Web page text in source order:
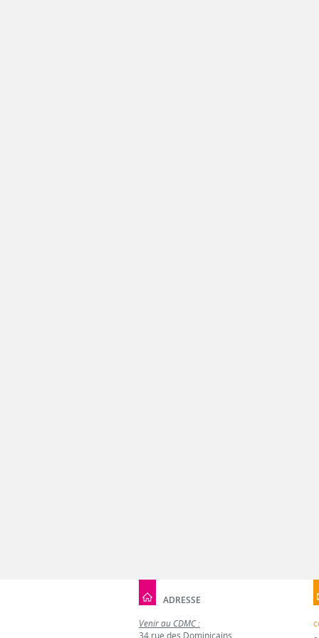
ADRESSE
Venir au CDMC :
34 rue des Dominicains